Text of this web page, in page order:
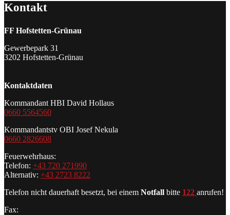
Kontakt
FF Hofstetten-Grünau
Gewerbepark 31
3202 Hofstetten-Grünau
Kontaktdaten
Kommandant HBI David Hollaus
0660 5564560
Kommandantstv OBI Josef Nekula
0660 2826608
Feuerwehrhaus:
Telefon: +43 720 271990
Alternativ: +43 2723 8222
Telefon nicht dauerhaft besetzt, bei einem Notfall bitte 122 anrufen!
Fax: